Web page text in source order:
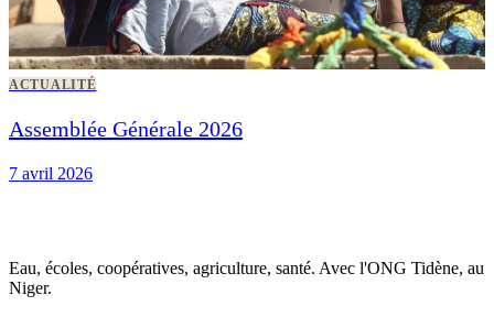
ACTUALITÉ
Assemblée Générale 2026
7 avril 2026
Eau, écoles, coopératives, agriculture, santé. Avec l'ONG Tidène, au
Niger.